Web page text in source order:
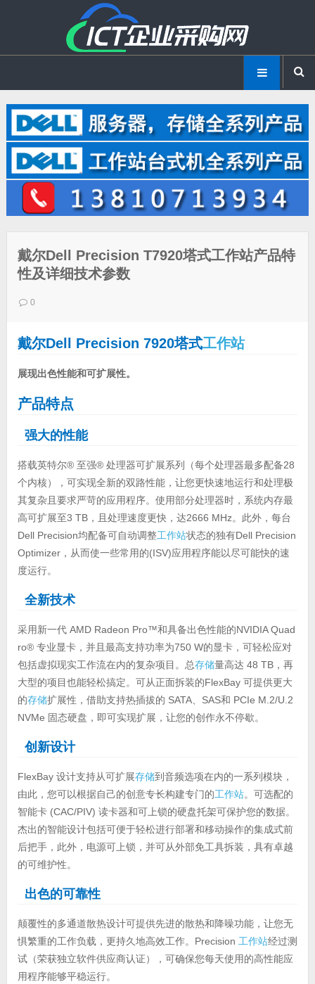
戴尔Dell Precision T7920塔式工作站产品特
性及详细技术参数
0
戴尔Dell Precision 7920塔式工作站
展现出色性能和可扩展性。
产品特点
强大的性能
搭载英特尔® 至强® 处理器可扩展系列（每个处理器最多配备28
个内核），可实现全新的双路性能，让您更快速地运行和处理极
其复杂且要求严苛的应用程序。使用部分处理器时，系统内存最
高可扩展至3 TB，且处理速度更快，达2666 MHz。此外，每台
Dell Precision均配备可自动调整工作站状态的独有Dell Precision
Optimizer，从而使一些常用的(ISV)应用程序能以尽可能快的速
度运行。
全新技术
采用新一代 AMD Radeon Pro™和具备出色性能的NVIDIA Quad
ro® 专业显卡，并且最高支持功率为750 W的显卡，可轻松应对
包括虚拟现实工作流在内的复杂项目。总存储量高达 48 TB，再
大型的项目也能轻松搞定。可从正面拆装的FlexBay 可提供更大
的存储扩展性，借助支持热插拔的 SATA、SAS和 PCIe M.2/U.2
NVMe 固态硬盘，即可实现扩展，让您的创作永不停歇。
创新设计
FlexBay 设计支持从可扩展存储到音频选项在内的一系列模块，
由此，您可以根据自己的创意专长构建专门的工作站。可选配的
智能卡 (CAC/PIV) 读卡器和可上锁的硬盘托架可保护您的数据。
杰出的智能设计包括可便于轻松进行部署和移动操作的集成式前
后把手，此外，电源可上锁，并可从外部免工具拆装，具有卓越
的可维护性。
出色的可靠性
颠覆性的多通道散热设计可提供先进的散热和降噪功能，让您无
惧繁重的工作负载，更持久地高效工作。Precision 工作站经过测
试（荣获独立软件供应商认证），可确保您每天使用的高性能应
用程序能够平稳运行。